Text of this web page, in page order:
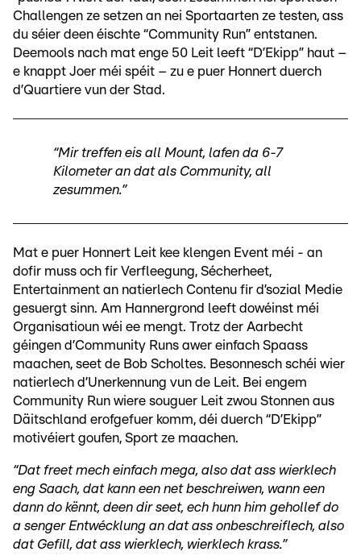
Challengen ze setzen an nei Sportaarten ze testen, ass
du séier deen éischte “Community Run” entstanen.
Deemools nach mat enge 50 Leit leeft “D’Ekipp” haut –
e knappt Joer méi spéit – zu e puer Honnert duerch
d’Quartiere vun der Stad.
“Mir treffen eis all Mount, lafen da 6-7
Kilometer an dat als Community, all
zesummen.”
Mat e puer Honnert Leit kee klengen Event méi - an
dofir muss och fir Verfleegung, Sécherheet,
Entertainment an natierlech Contenu fir d’sozial Medie
gesuergt sinn. Am Hannergrond leeft dowéinst méi
Organisatioun wéi ee mengt. Trotz der Aarbecht
géingen d’Community Runs awer einfach Spaass
maachen, seet de Bob Scholtes. Besonnesch schéi wier
natierlech d’Unerkennung vun de Leit. Bei engem
Community Run wiere souguer Leit zwou Stonnen aus
Däitschland erofgefuer komm, déi duerch “D’Ekipp”
motivéiert goufen, Sport ze maachen.
“Dat freet mech einfach mega, also dat ass wierklech
eng Saach, dat kann een net beschreiwen, wann een
dann do kënnt, deen dir seet, ech hunn him gehollef do
a senger Entwécklung an dat ass onbeschreiflech, also
dat Gefill, dat ass wierklech, wierklech krass.”